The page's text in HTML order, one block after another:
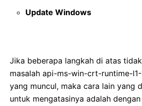
Update Windows
Jika beberapa langkah di atas
masalah api-ms-win-crt-runtime-
yang muncul, maka cara lain yang
untuk mengatasinya adalah